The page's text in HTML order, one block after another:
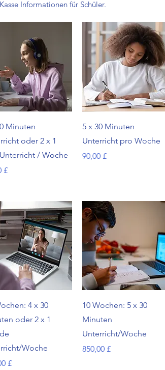
Informationen für Schüler.
Schnellansicht
Minuten
oder 2 x 1
/ Woche
£
Schnellansicht
5 x 30 Minuten
Unterricht pro Woche
Preis
90,00 £
Schnellansicht
4 x 30
oder 2 x 1
Woche
£
Schnellansicht
10 Wochen: 5 x 30
Minuten
Unterricht/Woche
Preis
850,00 £